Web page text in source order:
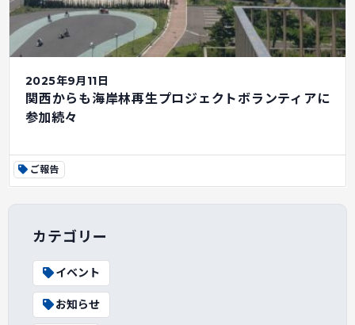
2025年9月11日
関西からも海岸林再生プロジェクトボランティアに
参加続々
ご報告
カテゴリー
イベント
お知らせ